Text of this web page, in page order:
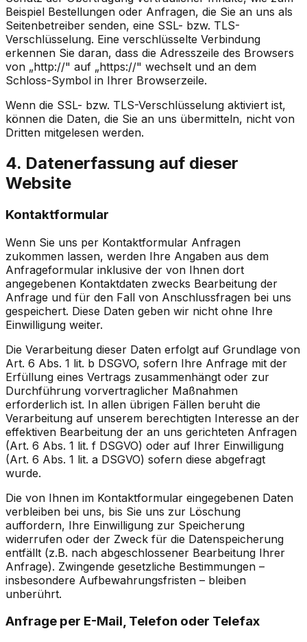
Beispiel Bestellungen oder Anfragen, die Sie an uns als
Seitenbetreiber senden, eine SSL- bzw. TLS-
Verschlüsselung. Eine verschlüsselte Verbindung
erkennen Sie daran, dass die Adresszeile des Browsers
von „http://" auf „https://" wechselt und an dem
Schloss-Symbol in Ihrer Browserzeile.
Wenn die SSL- bzw. TLS-Verschlüsselung aktiviert ist,
können die Daten, die Sie an uns übermitteln, nicht von
Dritten mitgelesen werden.
4. Datenerfassung auf dieser
Website
Kontaktformular
Wenn Sie uns per Kontaktformular Anfragen
zukommen lassen, werden Ihre Angaben aus dem
Anfrageformular inklusive der von Ihnen dort
angegebenen Kontaktdaten zwecks Bearbeitung der
Anfrage und für den Fall von Anschlussfragen bei uns
gespeichert. Diese Daten geben wir nicht ohne Ihre
Einwilligung weiter.
Die Verarbeitung dieser Daten erfolgt auf Grundlage von
Art. 6 Abs. 1 lit. b DSGVO, sofern Ihre Anfrage mit der
Erfüllung eines Vertrags zusammenhängt oder zur
Durchführung vorvertraglicher Maßnahmen
erforderlich ist. In allen übrigen Fällen beruht die
Verarbeitung auf unserem berechtigten Interesse an der
effektiven Bearbeitung der an uns gerichteten Anfragen
(Art. 6 Abs. 1 lit. f DSGVO) oder auf Ihrer Einwilligung
(Art. 6 Abs. 1 lit. a DSGVO) sofern diese abgefragt
wurde.
Die von Ihnen im Kontaktformular eingegebenen Daten
verbleiben bei uns, bis Sie uns zur Löschung
auffordern, Ihre Einwilligung zur Speicherung
widerrufen oder der Zweck für die Datenspeicherung
entfällt (z.B. nach abgeschlossener Bearbeitung Ihrer
Anfrage). Zwingende gesetzliche Bestimmungen –
insbesondere Aufbewahrungsfristen – bleiben
unberührt.
Anfrage per E-Mail, Telefon oder Telefax